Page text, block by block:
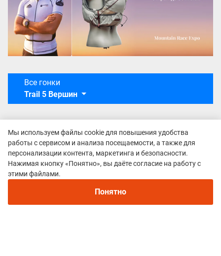
Все гонки
Trail 5 Вершин
Рекомендуем
Непромокаемые кроссовки для бега зимой и
трейлраннинга 2026. Для города и
Мы используем файлы cookie для повышения удобства
работы с сервисом и анализа посещаемости, а также для
персонализации контента, маркетинга и безопасности.
Нажимая кнопку «Понятно», вы даёте согласие на работу с
этими файлами.
Понятно